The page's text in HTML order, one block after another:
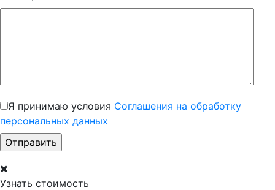
Я принимаю условия Соглашения на обработку
персональных данных
Узнать стоимость